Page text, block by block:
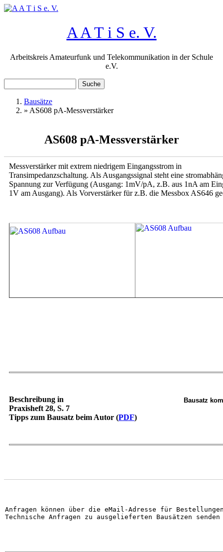
Direkt zum Inhalt
A A T i S e. V.
Arbeitskreis Amateurfunk und Telekommunikation in der Schule
e.V.
Sie sind hier
Bausätze
» AS608 pA-Messverstärker
AS608 pA-Messverstärker
Messverstärker mit extrem niedrigem Eingangsstrom in
Transimpedanzschaltung. Als Ausgangssignal steht eine
Spannung zur Verfügung (Ausgang: 1mV/pA, z.B. aus 1nA am
1V am Ausgang). Als Vorverstärker für z.B. die Messbox AS646
Beschreibung in
Praxisheft 28, S. 7
Tipps zum Bausatz beim Autor (PDF)
Bausatz
Anfragen können über die eMail-Adresse für
Technische Anfragen zu ausgelieferten Bausätzen